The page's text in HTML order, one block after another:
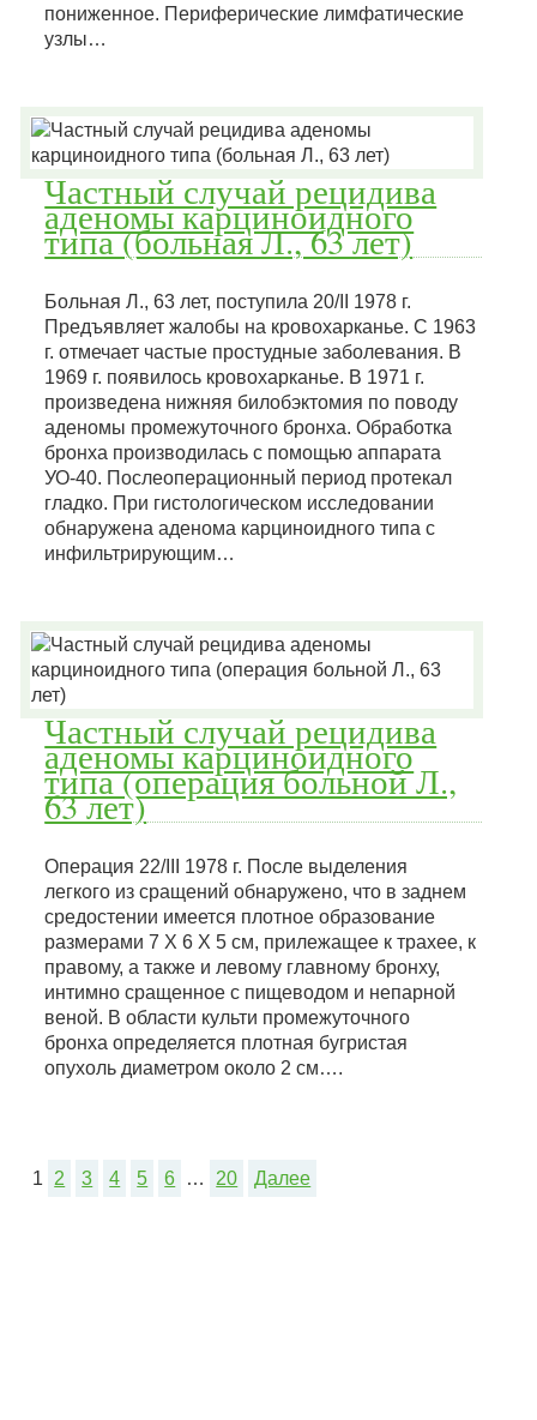
пониженное. Периферические лимфатические
узлы…
Частный случай рецидива
аденомы карциноидного
типа (больная Л., 63 лет)
Больная Л., 63 лет, поступила 20/II 1978 г.
Предъявляет жалобы на кровохарканье. С 1963
г. отмечает частые простудные заболевания. В
1969 г. появилось кровохарканье. В 1971 г.
произведена нижняя билобэктомия по поводу
аденомы промежуточного бронха. Обработка
бронха производилась с помощью аппарата
УО-40. Послеоперационный период протекал
гладко. При гистологическом исследовании
обнаружена аденома карциноидного типа с
инфильтрирующим…
Частный случай рецидива
аденомы карциноидного
типа (операция больной Л.,
63 лет)
Операция 22/III 1978 г. После выделения
легкого из сращений обнаружено, что в заднем
средостении имеется плотное образование
размерами 7 X 6 X 5 см, прилежащее к трахее, к
правому, а также и левому главному бронху,
интимно сращенное с пищеводом и непарной
веной. В области культи промежуточного
бронха определяется плотная бугристая
опухоль диаметром около 2 см….
1 2 3 4 5 6 … 20 Далее